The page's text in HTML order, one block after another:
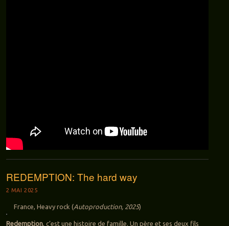
REDEMPTION: The hard way
2 MAI 2025
France, Heavy rock (Autoproduction, 2025)
Redemption, c’est une histoire de famille. Un père et ses deux fils